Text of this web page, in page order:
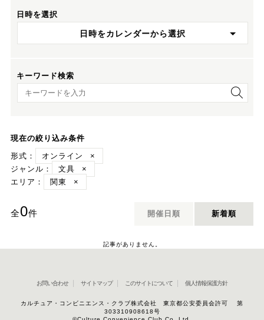
日時を選択
日時をカレンダーから選択
キーワード検索
キーワード検索
現在の絞り込み条件
形式：
オンライン
×
ジャンル：
文具
×
エリア：
関東 ×
全0件 開催日順 新着順
記事がありません。
お問い合わせ サイトマップ このサイトについて 個人情報保護方針
カルチュア・コンビニエンス・クラブ株式会社 東京都公安委員会許可 第
303310908618号